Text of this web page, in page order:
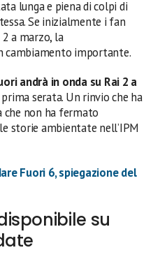
lunga e piena di colpi di
Se inizialmente i fan
a marzo, la
cambiamento importante.
andrà in onda su Rai 2 a
serata. Un rinvio che ha
non ha fermato
storie ambientate nell’IPM
Fuori 6, spiegazione del
su